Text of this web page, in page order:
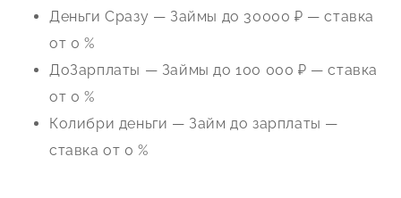
Деньги Сразу — Займы до 30000 ₽ — ставка
от 0 %
ДоЗарплаты — Займы до 100 000 ₽ — ставка
от 0 %
Колибри деньги — Займ до зарплаты —
ставка от 0 %